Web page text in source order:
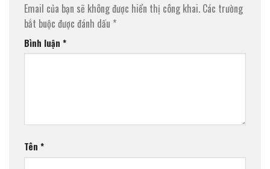
Email của bạn sẽ không được hiển thị công khai. Các trường
bắt buộc được đánh dấu *
Bình luận *
Tên *